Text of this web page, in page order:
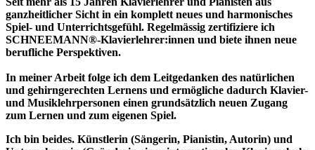
ganzheitlicher Sicht in ein komplett neues und harmonisches
Spiel- und Unterrichtsgefühl. Regelmässig zertifiziere ich
SCHNEEMANN®️-Klavierlehrer:innen und biete ihnen neue
berufliche Perspektiven.
In meiner Arbeit folge ich dem Leitgedanken des natürlichen
und gehirngerechten Lernens und ermögliche dadurch Klavier-
und Musiklehrpersonen einen grundsätzlich neuen Zugang
zum Lernen und zum eigenen Spiel.
Ich bin beides. Künstlerin (Sängerin, Pianistin, Autorin) und